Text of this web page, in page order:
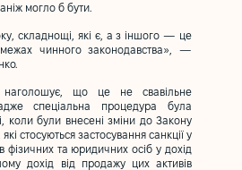
могло б бути.
складнощі, які є, а з іншого — це
чинного законодавства», —
наголошує, що це не свавільне
спеціальна процедура була
коли були внесені зміни до Закону
стосуються застосування санкції у
фізичних та юридичних осіб у дохід
дохід від продажу цих активів